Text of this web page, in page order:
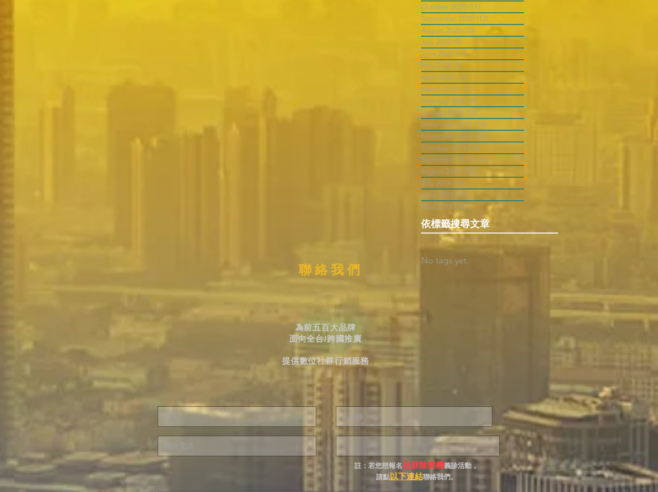
October 2020 (11)
September 2020 (12)
August 2020 (10)
July 2020 (9)
June 2020 (14)
May 2020 (9)
April 2020 (12)
March 2020 (10)
February 2020 (9)
January 2020 (13)
December 2019 (14)
November 2019 (10)
October 2019 (14)
September 2019 (13)
August 2019 (33) 33 posts
July 2019 (24) 24 posts
June 2019 (25)
May 2019 (20) 20 posts
依標籤搜尋文章
No tags yet.
聯 絡 我 們
為前五百大品牌
面向全台/跨國推廣
提供數位社群行銷服務
註：若您想報名社群除屍機義診活動，
請點以下連結聯絡我們。